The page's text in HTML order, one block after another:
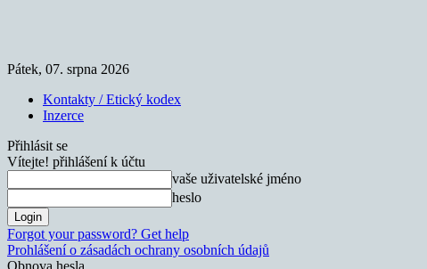
Pátek, 07. srpna 2026
Kontakty / Etický kodex
Inzerce
Přihlásit se
Vítejte! přihlášení k účtu
vaše uživatelské jméno
heslo
Forgot your password? Get help
Prohlášení o zásadách ochrany osobních údajů
Obnova hesla